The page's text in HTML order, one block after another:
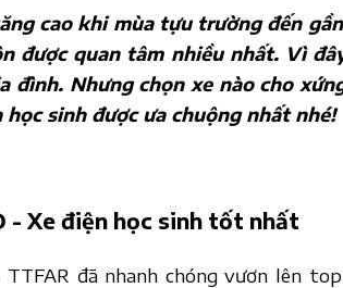
cao khi mùa tựu trường đến
được quan tâm nhiều nhất. Vì
đình. Nhưng chọn xe nào cho
sinh được ưa chuộng nhất nhé!
- Xe điện học sinh tốt nhất
đã nhanh chóng vươn lên